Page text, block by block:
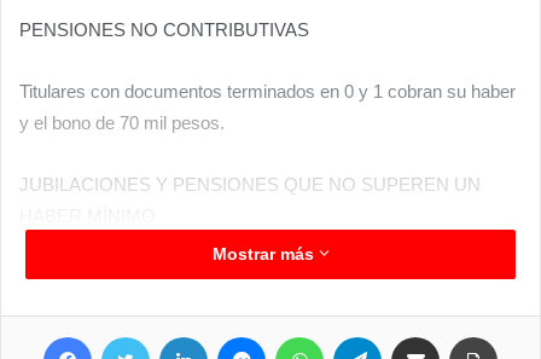
PENSIONES NO CONTRIBUTIVAS
Titulares con documentos terminados en 0 y 1 cobran su haber
y el bono de 70 mil pesos.
JUBILACIONES Y PENSIONES QUE NO SUPEREN UN
Titulares con documentos finalizados en 0 cobran su haber y el
Mostrar más